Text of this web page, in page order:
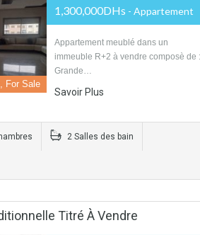
For Sale
1,300,000DHs - Appartement
Appartement meublé dans un
immeuble R+2 à vendre composè de :
Grande…
Savoir Plus
2 Salles des bain
Titré À Vendre